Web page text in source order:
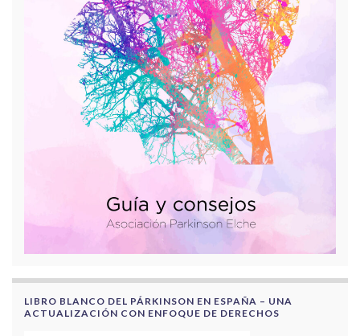
LIBRO BLANCO DEL PÁRKINSON EN ESPAÑA – UNA
ACTUALIZACIÓN CON ENFOQUE DE DERECHOS